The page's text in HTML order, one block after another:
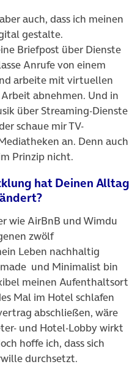
auch, dass ich meinen
gestalte.
Briefpost über Dienste
Anrufe von einem
arbeite mit virtuellen
abnehmen. Und in
über Streaming-Dienste
schaue mir TV-
an. Denn auch
Prinzip nicht.
hat Deinen Alltag
wie AirBnB und Wimdu
zwölf
Leben nachhaltig
und Minimalist bin
meinen Aufenthaltsort
Mal im Hotel schlafen
abschließen, wäre
und Hotel-Lobby wirkt
hoffe ich, dass sich
durchsetzt.